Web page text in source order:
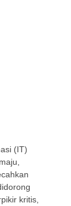
(IT)
kritis,